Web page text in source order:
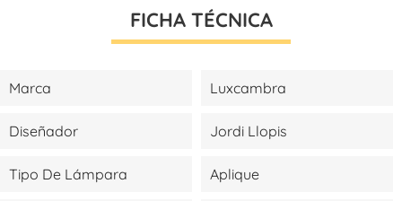
FICHA TÉCNICA
Marca Luxcambra
Diseñador Jordi Llopis
Tipo De Lámpara Aplique